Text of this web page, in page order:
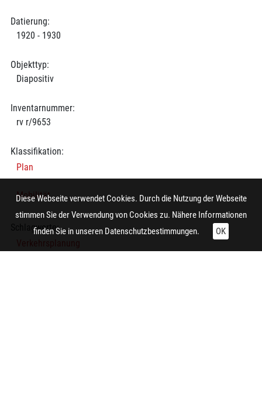
Datierung:
1920 - 1930
Objekttyp:
Diapositiv
Inventarnummer:
rv r/9653
Klassifikation:
Plan
Mobilität
Schlagworte:
Diese Webseite verwendet Cookies. Durch die Nutzung der Webseite
stimmen Sie der Verwendung von Cookies zu. Nähere Informationen
finden Sie in unseren Datenschutzbestimmungen. OK